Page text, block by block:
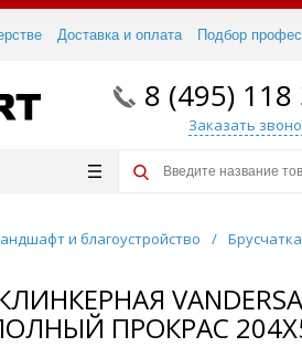
Доставка и оплата Подбор
8 (495) 118
Заказать
и благоустройство / Брусчатка
ПОЛНЫЙ ПРОКРАС